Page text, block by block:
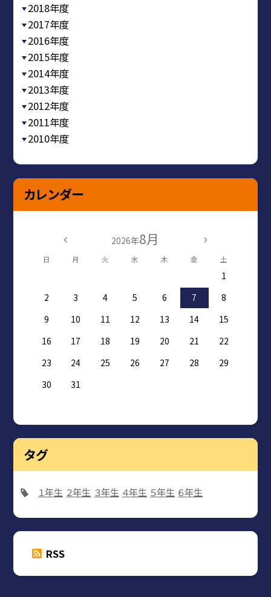
2018年度
2017年度
2016年度
2015年度
2014年度
2013年度
2012年度
2011年度
2010年度
カレンダー
2026年8月
日 月 火 水 木 金 土
1
2
3 4 5 6 7
8
9
10 11 12 13 14
15
16
17 18 19 20 21
22
23
24 25 26 27 28
29
30
31
タグ
１年生 ２年生 ３年生 ４年生 ５年生 ６年生
RSS